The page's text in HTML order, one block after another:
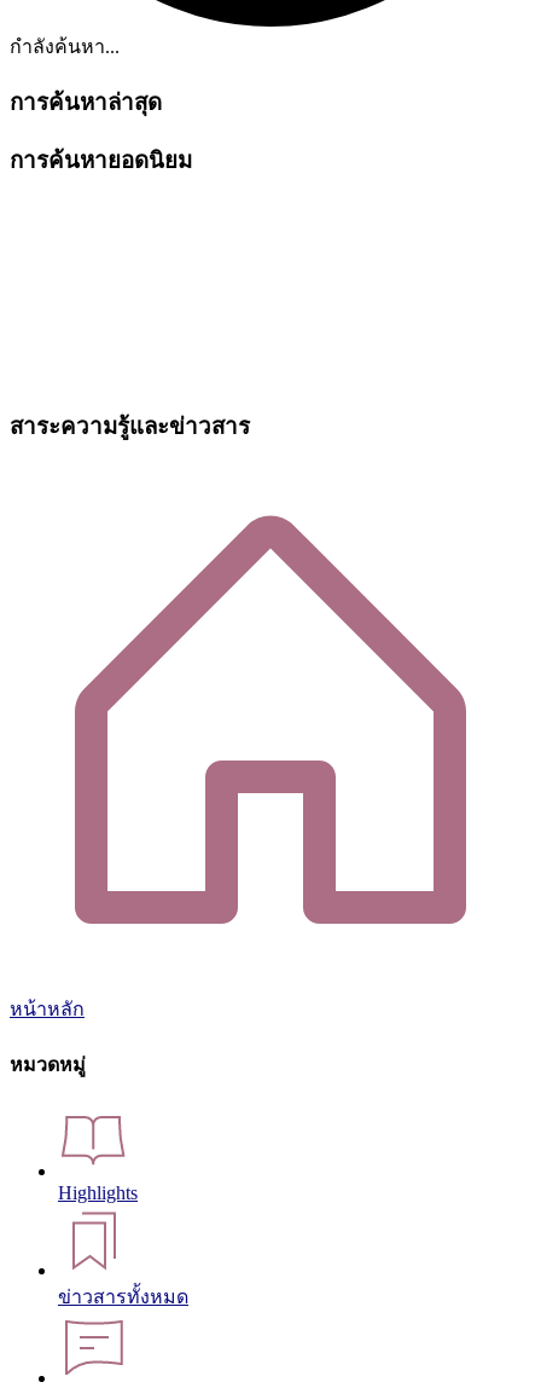
กำลังค้นหา...
การค้นหาล่าสุด
การค้นหายอดนิยม
สาระความรู้และข่าวสาร
หน้าหลัก
หมวดหมู่
Highlights
ข่าวสารทั้งหมด